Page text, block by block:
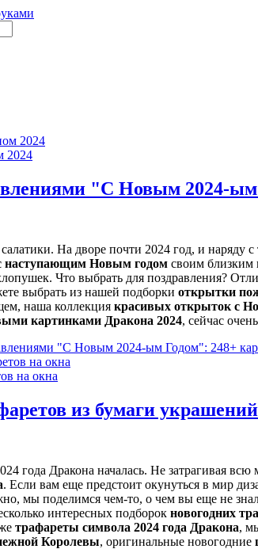
2024
"С Новым 2024-ым
На дворе почти 2024 год, и наряду
наступающим Новым годом своим близким
Что выбрать для поздравления?
выбрать из нашей подборки открытки
наша коллекция красивых открыток с
картинками Дракона 2024, сейчас
"С Новым 2024-ым Годом": 248+
на окна
из бумаги
года Дракона началась. Не затрагивая
. Если вам еще предстоит окунуться в мир
мы поделимся чем-то, о чем вы еще не
интересных подборок новогодних
трафареты символа 2024 года Дракона,
Королевы, оригинальные новогодние